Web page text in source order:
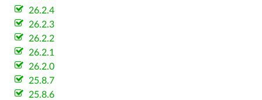
26.2.4
26.2.3
26.2.2
26.2.1
26.2.0
25.8.7
25.8.6